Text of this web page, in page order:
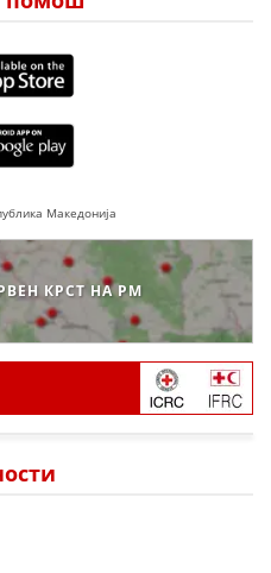
ЗА БАРАЊЕ
ДЕЈНОСТ
ПОМОШ
ВОЛОНТЕРИ
Македонија
КРСТ НА РМ